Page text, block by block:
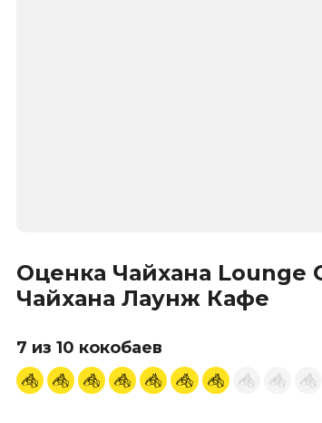
Оценка Чайхана Lounge
Чайхана Лаунж Кафе
7 из 10 кокобаев